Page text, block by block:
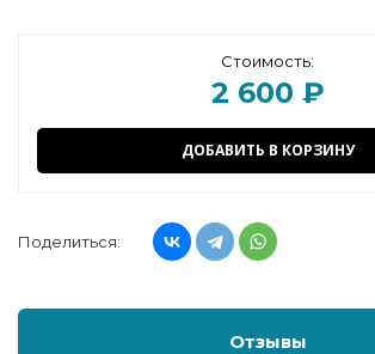
Стоимость:
2 600 ₽
ДОБАВИТЬ В КОРЗИНУ
Поделиться:
Отзывы